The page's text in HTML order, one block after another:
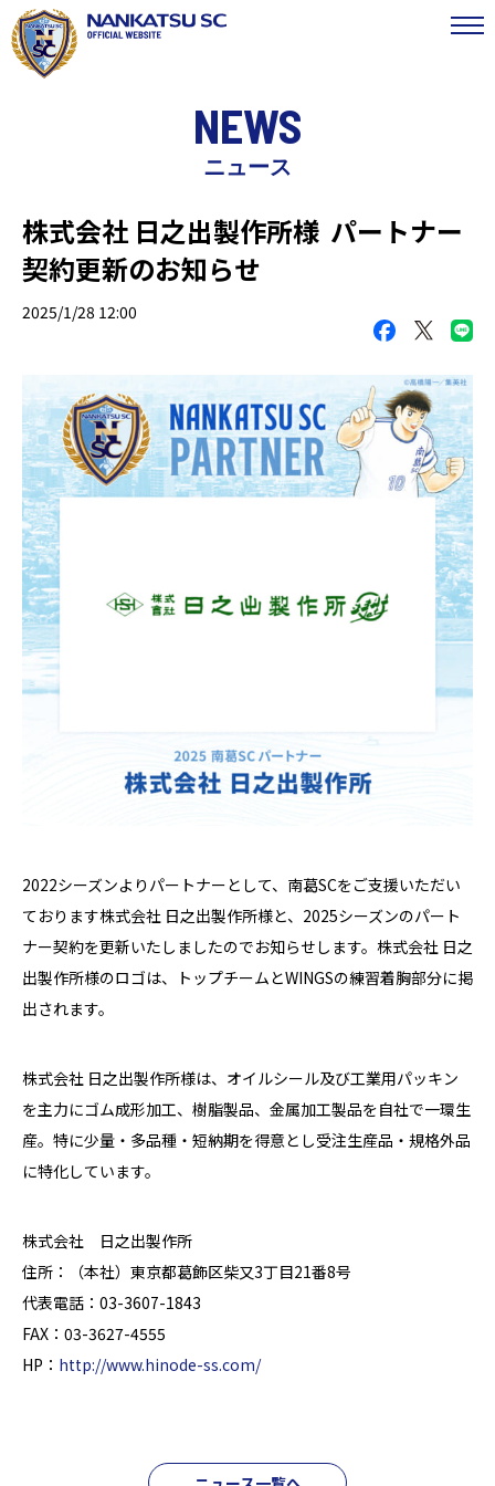
NEWS
ニュース
株式会社 日之出製作所様 パートナー
契約更新のお知らせ
2025/1/28 12:00
2022シーズンよりパートナーとして、南葛SCをご支援いただい
ております株式会社 日之出製作所様と、2025シーズンのパート
ナー契約を更新いたしましたのでお知らせします。株式会社 日之
出製作所様のロゴは、トップチームとWINGSの練習着胸部分に掲
出されます。
株式会社 日之出製作所様は、オイルシール及び工業用パッキン
を主力にゴム成形加工、樹脂製品、金属加工製品を自社で一環生
産。特に少量・多品種・短納期を得意とし受注生産品・規格外品
に特化しています。
株式会社 日之出製作所
住所：（本社）東京都葛飾区柴又3丁目21番8号
代表電話：03-3607-1843
FAX：03-3627-4555
HP： http://www.hinode-ss.com/